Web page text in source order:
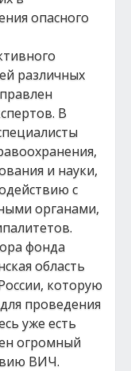
опасного
различных
В
и науки,
с
органами,
фонда
область
которую
проведения
уже есть
огромный
ВИЧ.